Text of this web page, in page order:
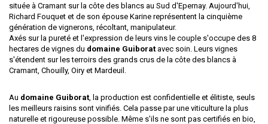
située à Cramant sur la côte des blancs au Sud d'Epernay. Aujourd'hui,
Richard Fouquet et de son épouse Karine représentent la cinquième
génération de vignerons, récoltant, manipulateur.
Axés sur la pureté et l'expression de leurs vins le couple s'occupe des 8
hectares de vignes du domaine Guiborat avec soin. Leurs vignes
s'étendent sur les terroirs des grands crus de la côte des blancs à
Cramant, Chouilly, Oiry et Mardeuil.
Au domaine Guiborat , la production est confidentielle et élitiste, seuls
les meilleurs raisins sont vinifiés. Cela passe par une viticulture la plus
naturelle et rigoureuse possible. Même s'ils ne sont pas certifiés en bio,